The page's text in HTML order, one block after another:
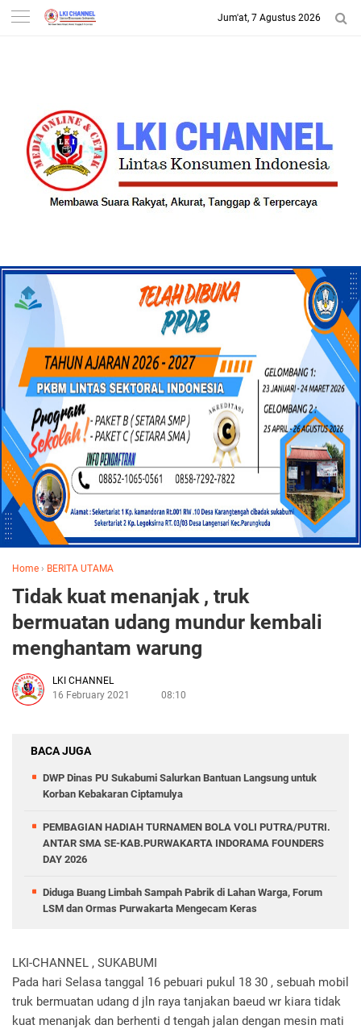
-->
Jum'at, 7 Agustus 2026
Home › BERITA UTAMA
Tidak kuat menanjak , truk
bermuatan udang mundur kembali
menghantam warung
LKI CHANNEL
16 February 2021
08:10
BACA JUGA
DWP Dinas PU Sukabumi Salurkan Bantuan Langsung untuk
Korban Kebakaran Ciptamulya
PEMBAGIAN HADIAH TURNAMEN BOLA VOLI PUTRA/PUTRI.
ANTAR SMA SE-KAB.PURWAKARTA INDORAMA FOUNDERS
DAY 2026
Diduga Buang Limbah Sampah Pabrik di Lahan Warga, Forum
LSM dan Ormas Purwakarta Mengecam Keras
LKI-CHANNEL , SUKABUMI
Pada hari Selasa tanggal 16 pebuari pukul 18 30 , sebuah mobil
truk bermuatan udang d jln raya tanjakan baeud wr kiara tidak
kuat menanjak dan berhenti d tengah jalan dengan mesin mati